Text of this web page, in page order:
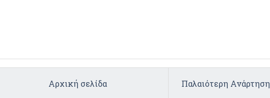
Παλαιότερη Ανάρτηση
Αρχική σελίδα